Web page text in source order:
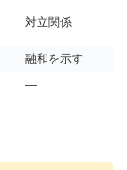
対立関係
融和を示す
―